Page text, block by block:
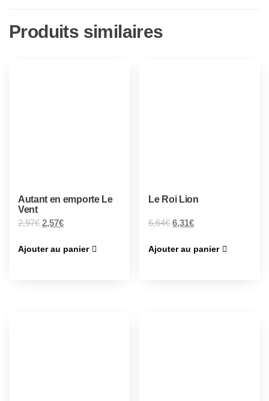
Produits similaires
Autant en emporte Le
Vent
2,97€ 2,57€
Ajouter au panier
Le Roi Lion
6,64€ 6,31€
Ajouter au panier